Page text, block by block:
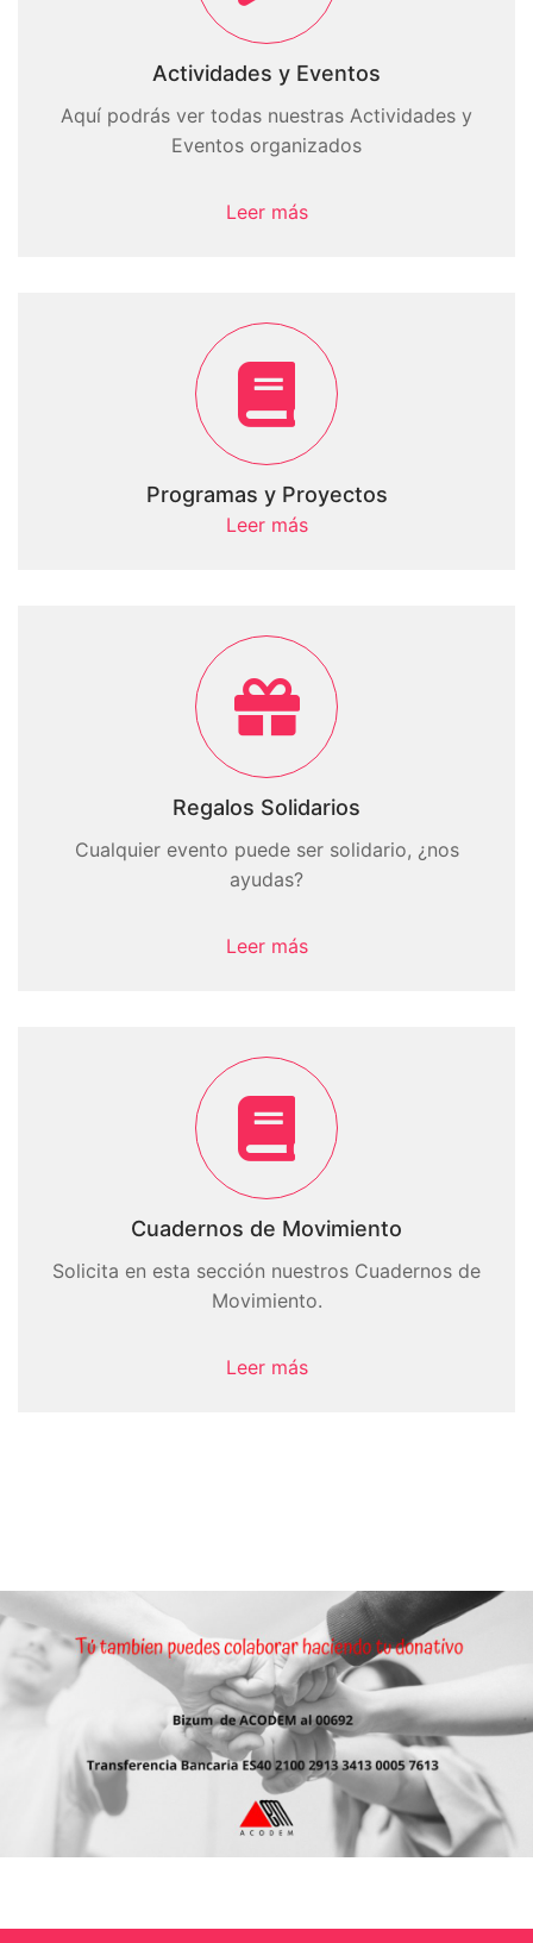
Actividades y Eventos
Aquí podrás ver todas nuestras Actividades y
Eventos organizados
Leer más
Programas y Proyectos
Leer más
Regalos Solidarios
Cualquier evento puede ser solidario, ¿nos
ayudas?
Leer más
Cuadernos de Movimiento
Solicita en esta sección nuestros Cuadernos de
Movimiento.
Leer más